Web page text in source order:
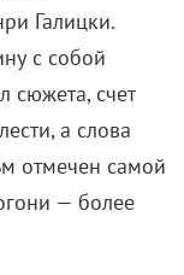
Галицки.
с собой
сюжета, счет
а слова
отмечен самой
— более